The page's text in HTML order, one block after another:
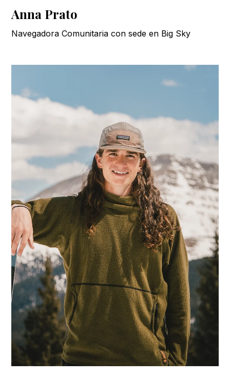
Anna Prato
Navegadora Comunitaria con sede en Big Sky